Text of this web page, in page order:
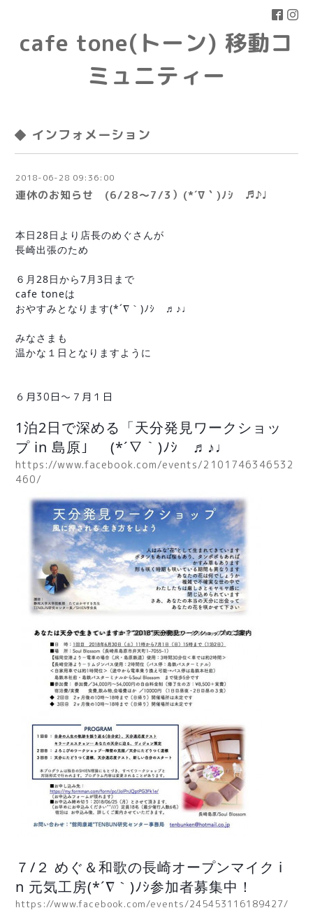
cafe tone(トーン) 移動コ
ミュニティー
◆ インフォメーション
2018-06-28 09:36:00
連休のお知らせ (6/28〜7/3）(*´∇｀)ﾉｼ ♬♪♩
本日28日より店長のめぐさんが
長崎出張のため
６月28日から7月3日まで
cafe toneは
おやすみとなります(*´∇｀)ﾉｼ ♬♪♩
みなさまも
温かな１日となりますように
６月30日〜７月１日
1泊2日で深める「天分発見ワークショッ
プ in 島原」 (*´∇｀)ﾉｼ ♬♪♩
https://www.facebook.com/events/2101746346532
460/
７/２ めぐ＆和歌の長崎オープンマイク i
n 元気工房(*´∇｀)ﾉｼ参加者募集中！
https://www.facebook.com/events/245453116189427/